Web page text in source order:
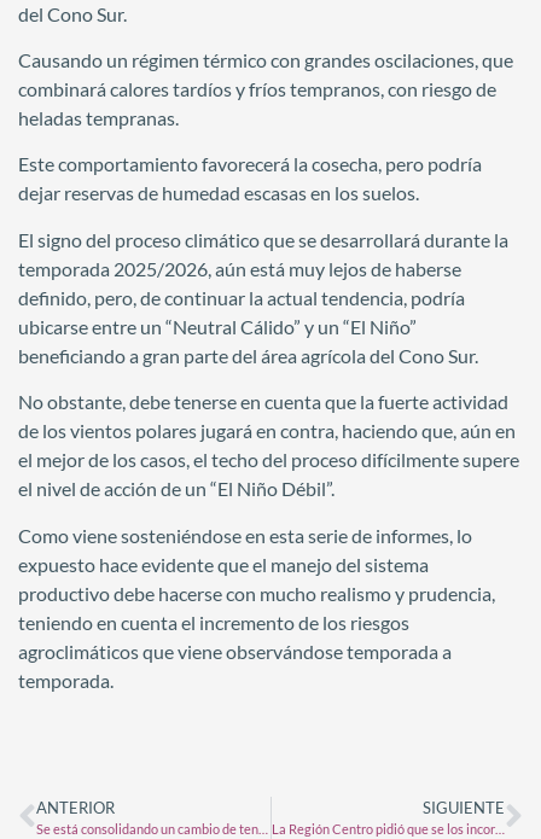
del Cono Sur.
Causando un régimen térmico con grandes oscilaciones, que
combinará calores tardíos y fríos tempranos, con riesgo de
heladas tempranas.
Este comportamiento favorecerá la cosecha, pero podría
dejar reservas de humedad escasas en los suelos.
El signo del proceso climático que se desarrollará durante la
temporada 2025/2026, aún está muy lejos de haberse
definido, pero, de continuar la actual tendencia, podría
ubicarse entre un “Neutral Cálido” y un “El Niño”
beneficiando a gran parte del área agrícola del Cono Sur.
No obstante, debe tenerse en cuenta que la fuerte actividad
de los vientos polares jugará en contra, haciendo que, aún en
el mejor de los casos, el techo del proceso difícilmente supere
el nivel de acción de un “El Niño Débil”.
Como viene sosteniéndose en esta serie de informes, lo
expuesto hace evidente que el manejo del sistema
productivo debe hacerse con mucho realismo y prudencia,
teniendo en cuenta el incremento de los riesgos
agroclimáticos que viene observándose temporada a
temporada.
ANTERIOR SIGUIENTE
La Región Centro pidió que se los incorpore al proceso de la nueva licitación de la Hidrovía